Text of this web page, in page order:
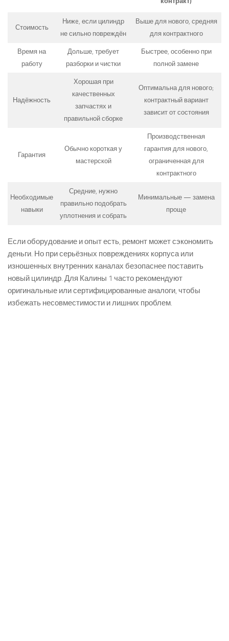
Стоимость
Нижe, если цилиндр
не сильно повреждён
Выше для нового, средняя
для контрактного
Время на
работу
Дольше, требует
разборки и чистки
Быстрее, особенно при
полной замене
Надёжность
Хорошая при
качественных
запчастях и
правильной сборке
Оптимальна для нового;
контрактный вариант
зависит от состояния
Гарантия
Обычно короткая у
мастерской
Производственная
гарантия для нового,
ограниченная для
контрактного
Необходимые
навыки
Средние, нужно
правильно подобрать
уплотнения и собрать
Минимальные — замена
проще
Если оборудование и опыт есть, ремонт может сэкономить
деньги. Но при серьёзных повреждениях корпуса или
изношенных внутренних каналах безопаснее поставить
новый цилиндр. Для Калины 1 часто рекомендуют
оригинальные или сертифицированные аналоги, чтобы
избежать несовместимости и лишних проблем.